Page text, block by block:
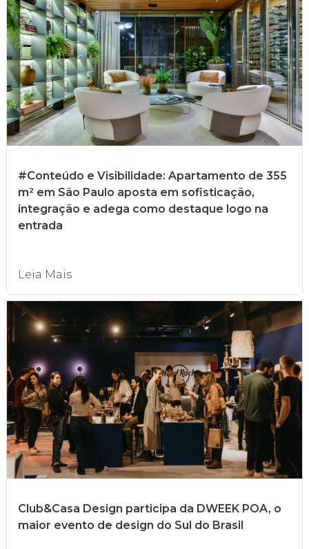
#Conteúdo e Visibilidade: Apartamento de 355
m² em São Paulo aposta em sofisticação,
integração e adega como destaque logo na
entrada
Leia Mais
Club&Casa Design participa da DWEEK POA, o
maior evento de design do Sul do Brasil